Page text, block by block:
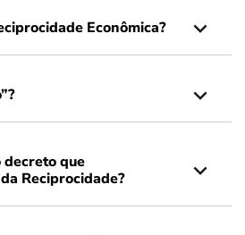
Econômica?
decreto que
Reciprocidade?